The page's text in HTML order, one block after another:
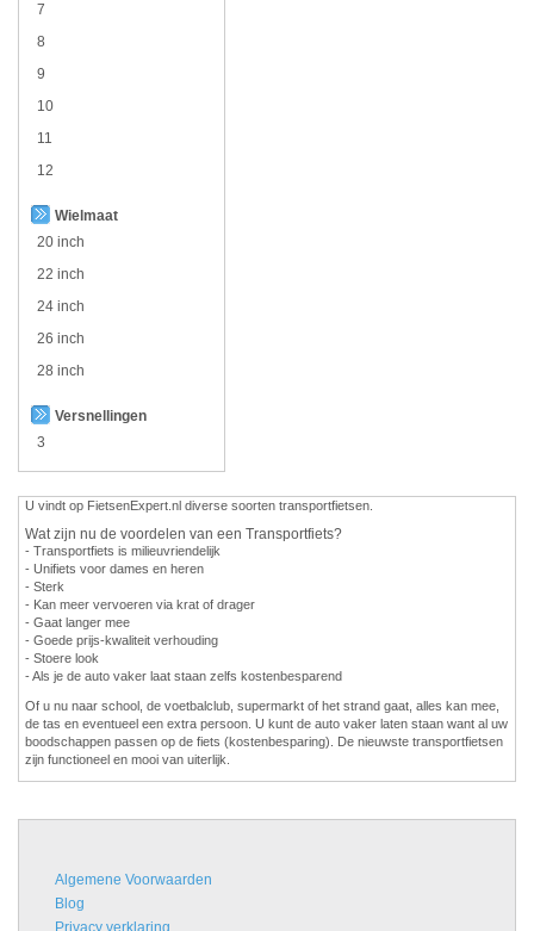
7
8
9
10
11
12
Wielmaat
20 inch
22 inch
24 inch
26 inch
28 inch
Versnellingen
3
U vindt op FietsenExpert.nl diverse soorten transportfietsen.
Wat zijn nu de voordelen van een Transportfiets?
- Transportfiets is milieuvriendelijk
- Unifiets voor dames en heren
- Sterk
- Kan meer vervoeren via krat of drager
- Gaat langer mee
- Goede prijs-kwaliteit verhouding
- Stoere look
- Als je de auto vaker laat staan zelfs kostenbesparend
Of u nu naar school, de voetbalclub, supermarkt of het strand gaat, alles kan mee,
de tas en eventueel een extra persoon. U kunt de auto vaker laten staan want al uw
boodschappen passen op de fiets (kostenbesparing). De nieuwste transportfietsen
zijn functioneel en mooi van uiterlijk.
Algemene Voorwaarden
Blog
Privacy verklaring